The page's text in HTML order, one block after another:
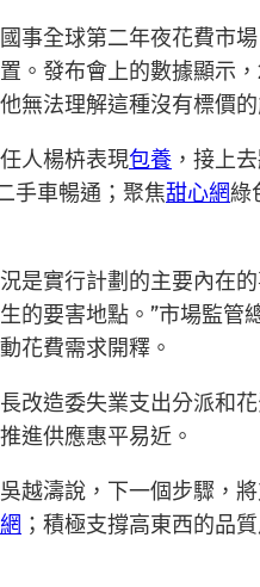
事全球第二年夜花費市
。發布會上的數據顯示
無法理解這種沒有標價
人楊枿表現包養 ，接上
手車暢通；聚焦甜心網綠
是實行計劃的主要內在
的要害地點。”市場監管
花費需求開釋。
改造委失業支出分派和
進供應惠平易近。
越濤說，下一個步驟，
；積極支撐高東西的品